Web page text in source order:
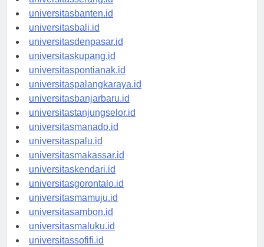
universitasbanten.id
universitasbali.id
universitasdenpasar.id
universitaskupang.id
universitaspontianak.id
universitaspalangkaraya.id
universitasbanjarbaru.id
universitastanjungselor.id
universitasmanado.id
universitaspalu.id
universitasmakassar.id
universitaskendari.id
universitasgorontalo.id
universitasmamuju.id
universitasambon.id
universitasmaluku.id
universitassofifi.id